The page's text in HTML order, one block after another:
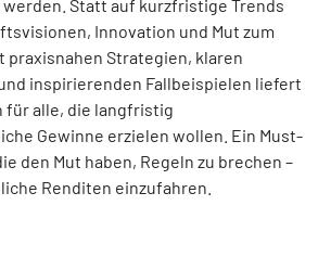
Statt auf kurzfristige Trends
Innovation und Mut zum
praxisnahen Strategien, klaren
inspirierenden Fallbeispielen liefert
für alle, die langfristig
Gewinne erzielen wollen. Ein Must-
den Mut haben, Regeln zu brechen –
Renditen einzufahren.